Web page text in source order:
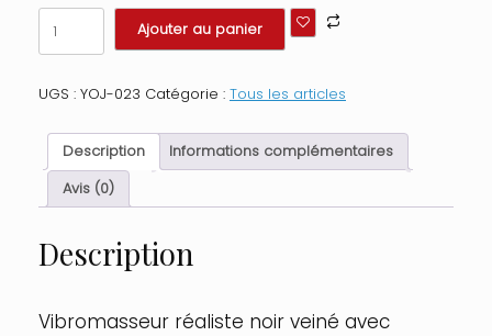
quantité
de
Vibromasseur
noir
de
Couleur
Noir
Ajouter au panier
UGS : YOJ-023 Catégorie : Tous les articles
Description
Informations complémentaires
Avis (0)
Description
Vibromasseur réaliste noir veiné avec